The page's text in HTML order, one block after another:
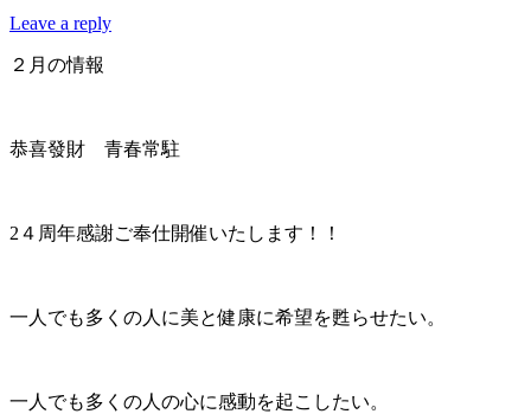
Leave a reply
２月の情報
恭喜發財 青春常駐
2４周年感謝ご奉仕開催いたします！！
一人でも多くの人に美と健康に希望を甦らせたい。
一人でも多くの人の心に感動を起こしたい。